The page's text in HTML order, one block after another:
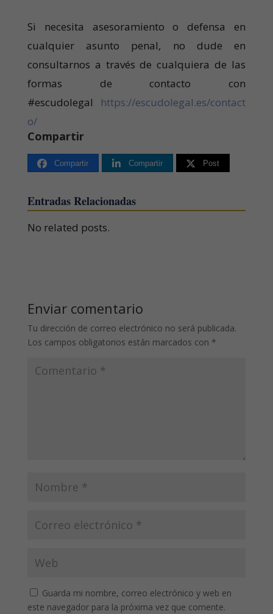
Si necesita asesoramiento o defensa en
cualquier asunto penal, no dude en
consultarnos a través de cualquiera de las
formas de contacto con
#escudolegal https://escudolegal.es/contact
o/
Compartir
Compartir Compartir Post
Entradas Relacionadas
No related posts.
Enviar comentario
Tu dirección de correo electrónico no será publicada.
Los campos obligatorios están marcados con *
Guarda mi nombre, correo electrónico y web en
este navegador para la próxima vez que comente.